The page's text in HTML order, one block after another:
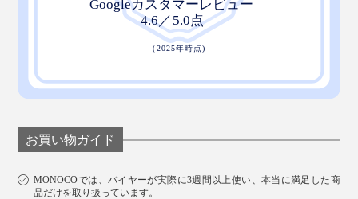
お買い物ガイド
MONOCOでは、バイヤーが実際に3週間以上使い、本当に満足した商
品だけを取り扱っています。